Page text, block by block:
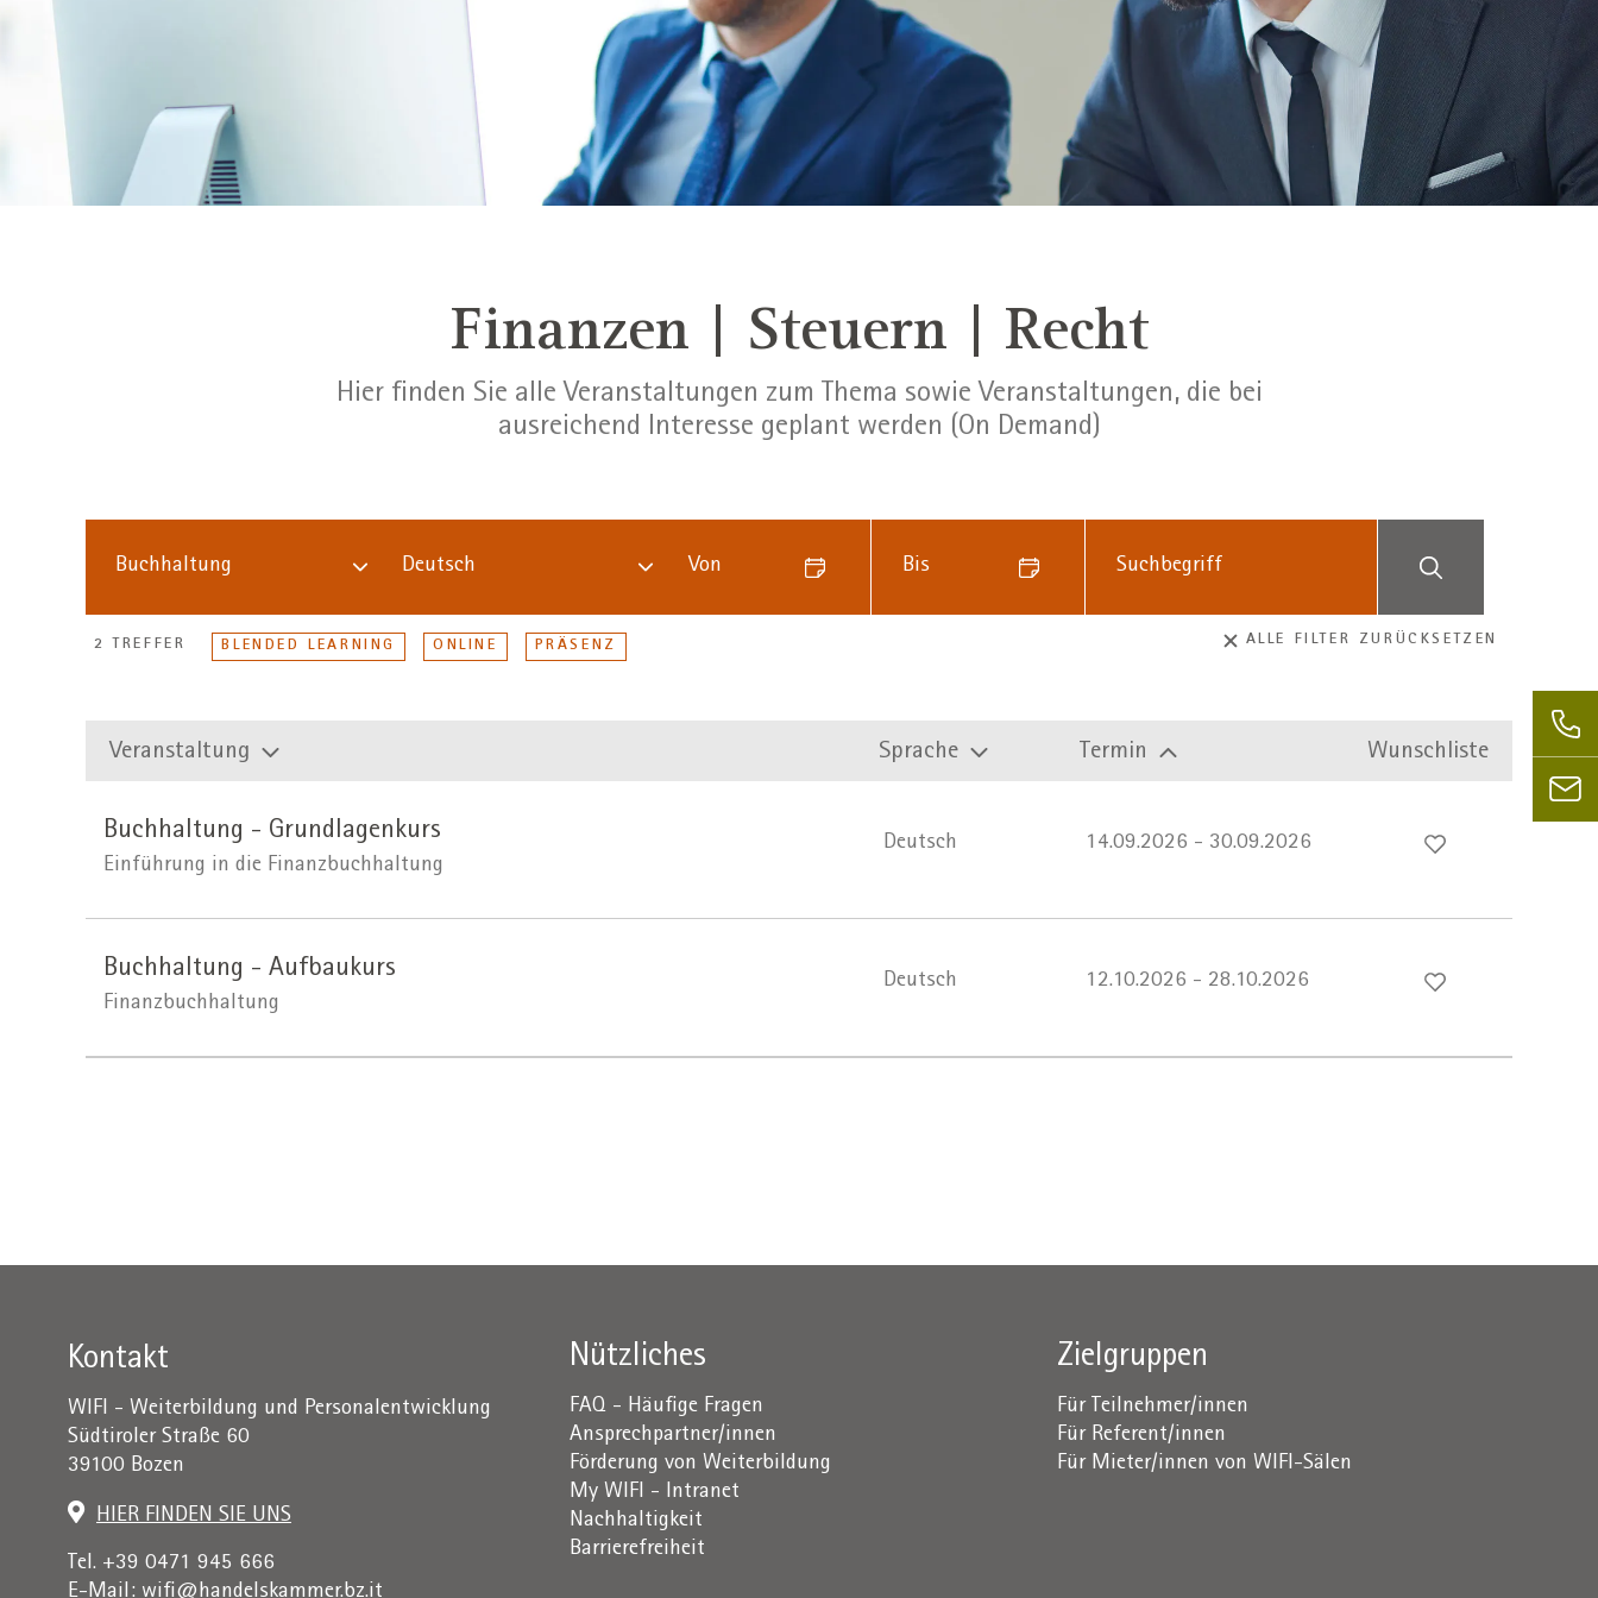
Finanzen | Steuern | Recht
Hier finden Sie alle Veranstaltungen zum Thema sowie Veranstaltungen, die bei
ausreichend Interesse geplant werden (On Demand)
Buchhaltung Deutsch Von Bis
2 TREFFER BLENDED LEARNING ONLINE PRÄSENZ ALLE FILTER ZURÜCKSETZEN
Veranstaltung Sprache Termin Wunschliste
Buchhaltung - Grundlagenkurs
Einführung in die Finanzbuchhaltung
Deutsch 14.09.2026 - 30.09.2026
Buchhaltung - Aufbaukurs
Finanzbuchhaltung
Deutsch 12.10.2026 - 28.10.2026
Kontakt
WIFI - Weiterbildung und Personalentwicklung
Südtiroler Straße 60
39100 Bozen
HIER FINDEN SIE UNS
Tel. +39 0471 945 666
E-Mail: wifi@handelskammer.bz.it
Nützliches
FAQ - Häufige Fragen
Ansprechpartner/innen
Förderung von Weiterbildung
My WIFI - Intranet
Nachhaltigkeit
Barrierefreiheit
Zielgruppen
Für Teilnehmer/innen
Für Referent/innen
Für Mieter/innen von WIFI-Sälen